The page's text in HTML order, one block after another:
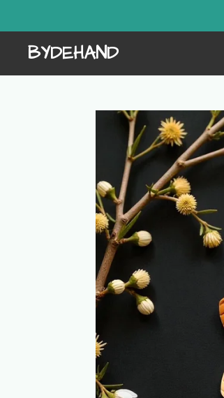
direct
de
BYDEHAND